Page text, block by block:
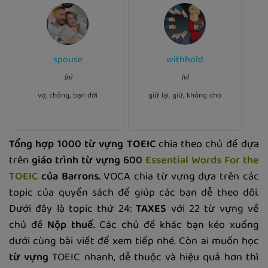
spouse
(n)
vợ, chồng, bạn đời
Ví dụ:
Neither of us is leaving our
withhold
(v)
giữ lại, giữ, không cho
Ví dụ:
Payment was
withheld
Tổng hợp 1000 từ vựng TOEICchia theo chủ đề dựa
trêngiáo trình từ vựng 600 Essential Words For the
TOEICcủa Barrons.VOCA chia từ vựng dựa trên các
topic của quyển sách để giúp các bạn dễ theo dõi.
Dưới đây là topic thứ 24:TAXES với 22 từ vựng về
chủ đề Nộp thuế. Các chủ đề khác bạn kéo xuống
dưới cùng bài viết để xem tiếp nhé. Còn ai muốn học
từ vựngTOEIC nhanh, dễ thuộc và hiệu quả hơn thì